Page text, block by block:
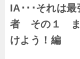
IA･･･それは
者 その１ ま
けよう！編